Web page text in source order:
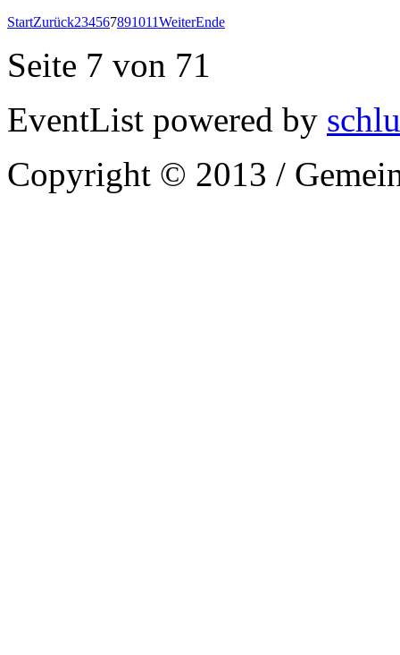
StartZurück234567891011WeiterEnde
Seite 7 von 71
EventList powered by
Copyright © 2013 /